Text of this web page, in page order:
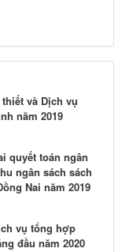
và Dịch vụ
năm 2019
quyết toán ngân
ngân sách sách
Nai năm 2019
vụ tổng hợp
đầu năm 2020